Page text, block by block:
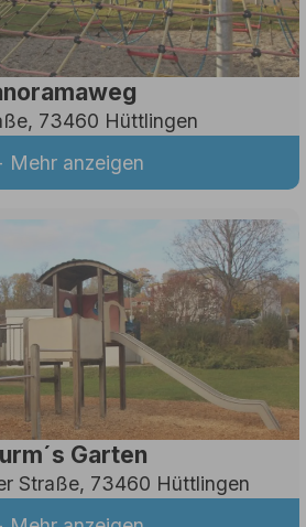
73460 Hüttlingen
Mehr anzeigen
Garten
Straße, 73460 Hüttlingen